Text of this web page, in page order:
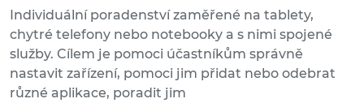
Individuální poradenství zaměřené na tablety,
chytré telefony nebo notebooky a s nimi spojené
služby. Cílem je pomoci účastníkům správně
nastavit zařízení, pomoci jim přidat nebo odebrat
různé aplikace, poradit jim